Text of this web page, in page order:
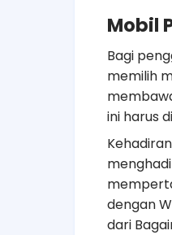
Mobil
Bagi
memilih
ini harus
dengan
dari